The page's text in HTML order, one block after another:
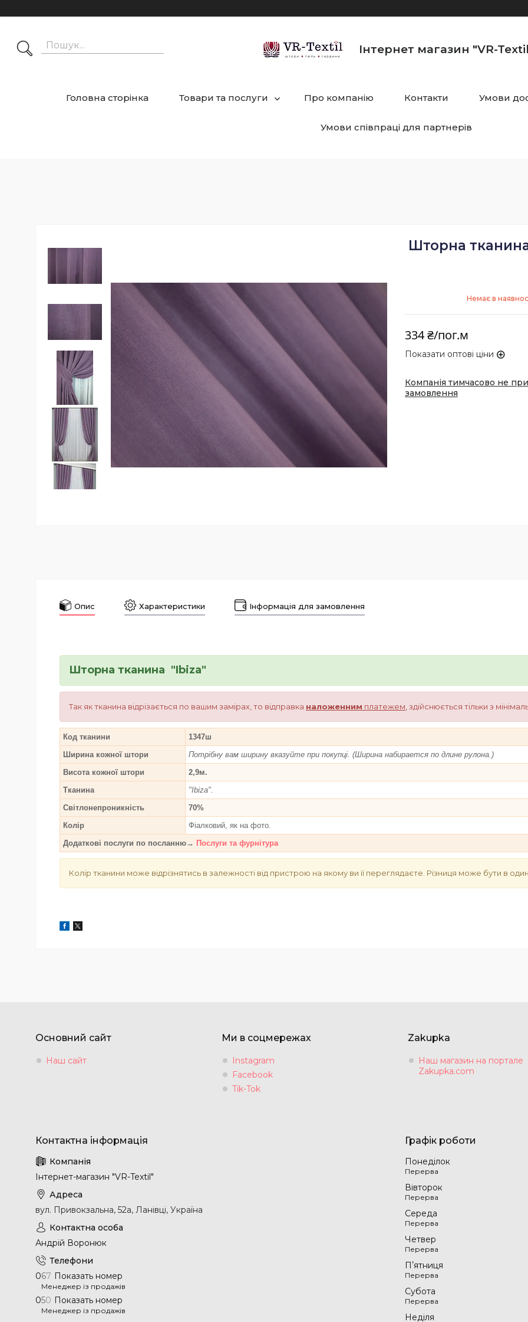
Інтернет магазин "VR-
Головна сторінка Товари та послуги Про компанію Контакти Умови
Умови співпраці для партнерів
Шторна
Немає в
334 ₴/пог.м
Показати оптові ціни
Компанія тимчасово не
замовлення
Опис Характеристики Інформація для замовлення
Шторна тканина "Ibiza"
Так як тканина відрізається по вашим замірах, то відправка наложенним платежем, здійснюється тільки з
Код тканини
1347ш
Ширина кожної штори
Потрібну вам ширину вказуйте при покупці. (Ширина набирается по длине рулона.)
Висота кожної штори
2,9м.
Тканина
"Ibiza".
Світлонепроникність
70%
Колір
Фіалковий, як на фото.
Додаткові послуги по посланню→ Послуги та фурнітура
Колір тканини може відрізнятись в залежності від пристрою на якому ви її переглядаєте. Різниця може бути в
Основний сайт
Наш сайт
Ми в соцмережах
Instagram
Facebook
Tik-Tok
Zakupka
Наш магазин на портале
Zakupka.com
Інтернет-магазин "VR-Textil"
вул. Привокзальна, 52а, Ланівці, Україна
Андрій Воронюк
067 Показать номер
Менеджер із продажів
050 Показать номер
Менеджер із продажів
Графік роботи
Понеділок
Вівторок
Середа
Четвер
Пʼятниця
Субота
Неділя